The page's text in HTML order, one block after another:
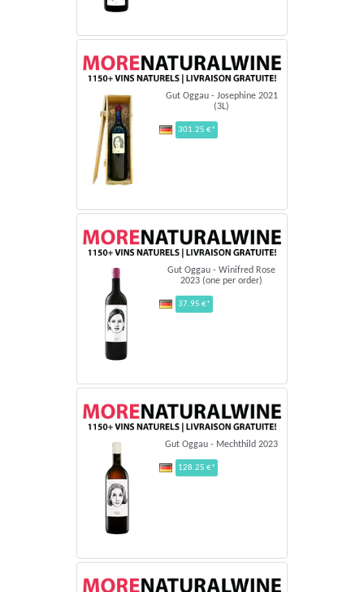
Gut Oggau - Josephine 2021
(3L)
301.25 €*
Gut Oggau - Winifred Rose
2023 (one per order)
37.95 €*
Gut Oggau - Mechthild 2023
128.25 €*